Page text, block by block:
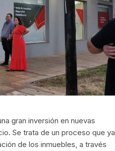
gran inversión en nuevas
Se trata de un proceso que ya
de los inmuebles, a través